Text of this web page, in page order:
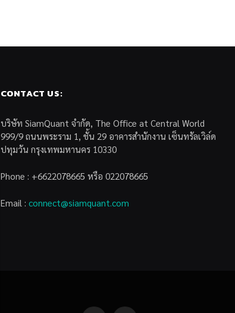
CONTACT US:
บริษัท SiamQuant จำกัด, The Office at Central World
999/9 ถนนพระราม 1, ชั้น 29 อาคารสำนักงาน เซ็นทรัลเวิล์ด
ปทุมวัน กรุงเทพมหานคร 10330
Phone : +6622078665 หรือ 022078665
Email : connect@siamquant.com